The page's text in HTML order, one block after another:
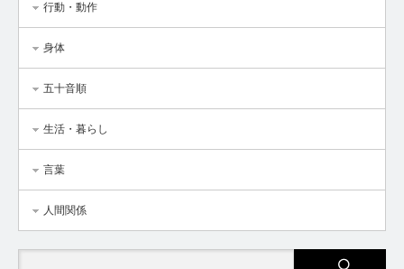
行動・動作
身体
五十音順
生活・暮らし
言葉
人間関係